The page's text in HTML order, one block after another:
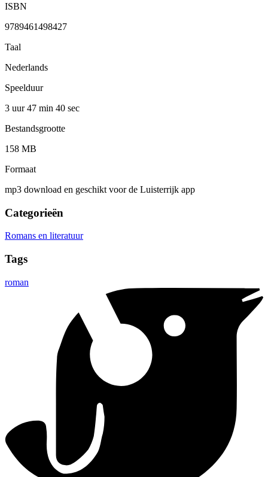
ISBN
9789461498427
Taal
Nederlands
Speelduur
3 uur 47 min 40 sec
Bestandsgrootte
158 MB
Formaat
mp3 download en geschikt voor de Luisterrijk app
Categorieën
Romans en literatuur
Tags
roman